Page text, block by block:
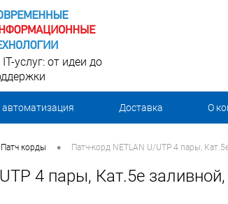
услуг: от идеи до
автоматизация Доставка О
Патч корды • Патч-корд NETLAN U/UTP 4 пары,
4 пары, Кат.5е